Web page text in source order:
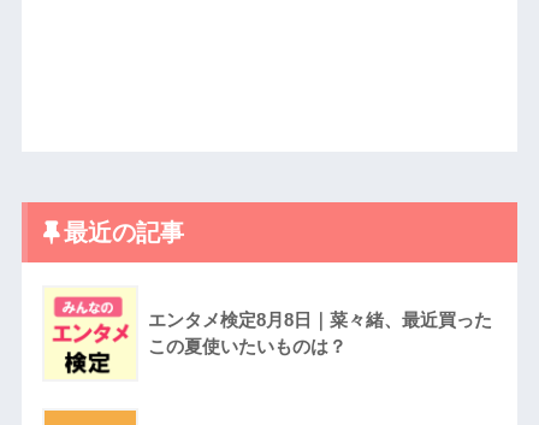
最近の記事
エンタメ検定8月8日｜菜々緒、最近買った
この夏使いたいものは？